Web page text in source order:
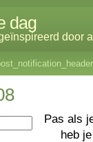
dag
door
Pas als
heb